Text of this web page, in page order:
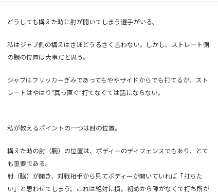
どうしても構えた時に肘が開いてしまう選手がいる。
私はジャブ側の構えはさほどうるさく言わない。しかし、ストレート側
の腕の位置は大事だと思う。
ジャブはフリッカーぎみであってもややサイドからでも打てるが、スト
レートはやはり“真っ直ぐ”打てなくては話にならない。
私が教えるポイントの一つは肘の位置。
構えた時の肘（腕）の位置は、ボディーのディフェンスでもあり、とて
も重要である。
肘（脇）が開き、対戦相手から見てボディーが開いていれば「打ちた
い」と思わせてしまう。これは絶対に損。初めから隙がなくて打ち所が